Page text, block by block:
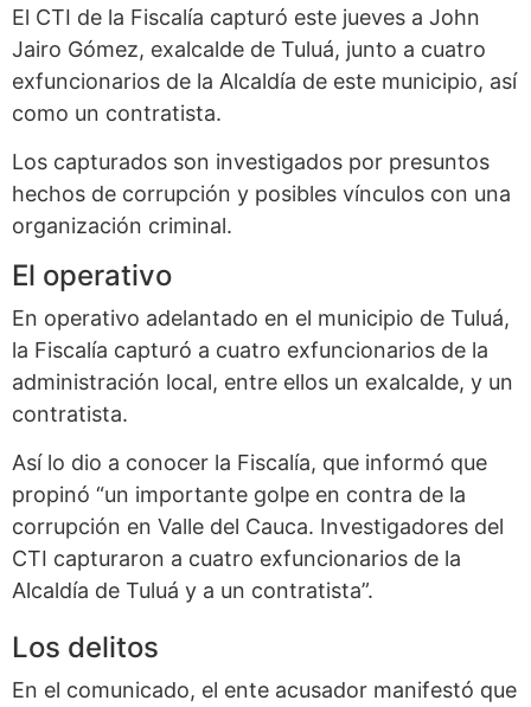
El CTI de la Fiscalía capturó este jueves a John
Jairo Gómez, exalcalde de Tuluá, junto a cuatro
exfuncionarios de la Alcaldía de este municipio, así
como un contratista.
Los capturados son investigados por presuntos
hechos de corrupción y posibles vínculos con una
organización criminal.
El operativo
En operativo adelantado en el municipio de Tuluá,
la Fiscalía capturó a cuatro exfuncionarios de la
administración local, entre ellos un exalcalde, y un
contratista.
Así lo dio a conocer la Fiscalía, que informó que
propinó “un importante golpe en contra de la
corrupción en Valle del Cauca. Investigadores del
CTI capturaron a cuatro exfuncionarios de la
Alcaldía de Tuluá y a un contratista”.
Los delitos
En el comunicado, el ente acusador manifestó que